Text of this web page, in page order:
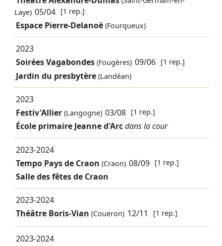
Laye) 05/04 [1 rep.]
Espace Pierre-Delanoë (Fourqueux)
2023
Soirées Vagabondes(Fougères) 09/06 [1 rep.]
Jardin du presbytère (Landéan)
2023
Festiv'Allier(Langogne) 03/08 [1 rep.]
École primaire Jeanne d'Arcdans la cour
2023-2024
Tempo Pays de Craon (Craon) 08/09 [1 rep.]
Salle des fêtes de Craon
2023-2024
Théâtre Boris-Vian (Couëron) 12/11 [1 rep.]
2023-2024